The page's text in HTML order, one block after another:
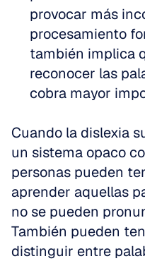
provocar más
procesamiento
también implica
reconocer las
cobra mayor
Cuando la dislexia
un sistema opaco
personas pueden
aprender aquellas
no se pueden
También pueden
distinguir entre